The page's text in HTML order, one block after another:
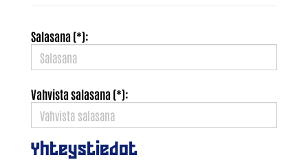
Salasana (*):
Vahvista salasana (*):
Yhteystiedot